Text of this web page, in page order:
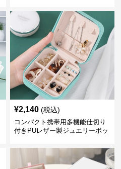
¥2,140 (税込)
コンパクト携帯用多機能仕切り
付きPUレザー製ジュエリーボッ